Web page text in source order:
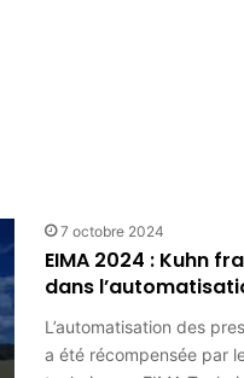
7 octobre 2024
EIMA 2024 : Kuhn
dans
L’automatisation des
a été récompensée par